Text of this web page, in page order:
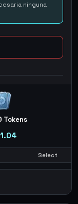
ninguna
Tokens
Select